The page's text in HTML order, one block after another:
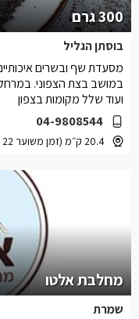
300 גרם
בוסתן הגליל
04-9808544
20.4 ק״מ (זמן משוער 22 דקות)
מסעדת שף ובשרים
במושב בצת הצפוני.
ועוד שלל מקומות בצפון
מחלבת אלטו
שמרת